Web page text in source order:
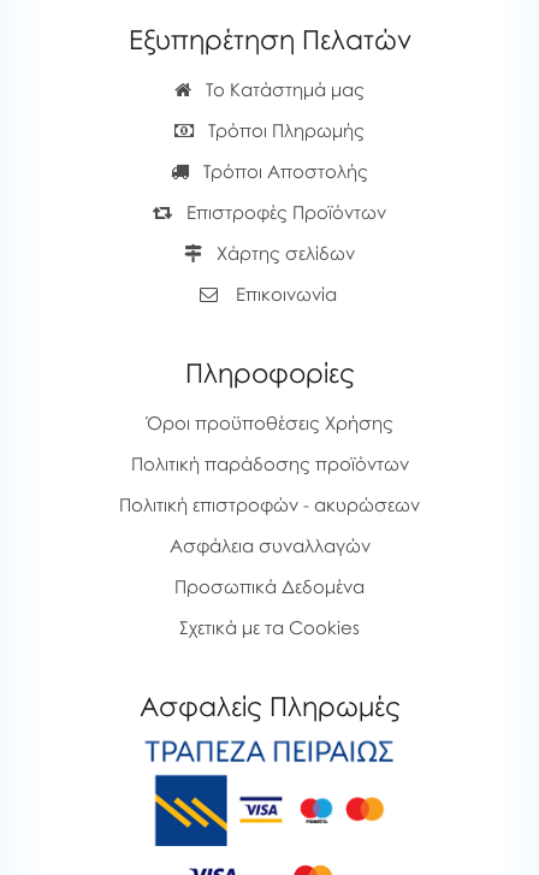
Εξυπηρέτηση Πελατών
Το Κατάστημά μας
Τρόποι Πληρωμής
Τρόποι Αποστολής
Επιστροφές Προϊόντων
Χάρτης σελίδων
Επικοινωνία
Πληροφορίες
Όροι προϋποθέσεις Χρήσης
Πολιτική παράδοσης προϊόντων
Πολιτική επιστροφών - ακυρώσεων
Ασφάλεια συναλλαγών
Προσωπικά Δεδομένα
Σχετικά με τα Cookies
Ασφαλείς Πληρωμές